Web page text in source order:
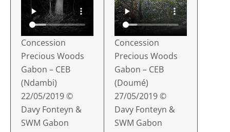
Concession
Precious Woods
Gabon – CEB
(Ndambi)
22/05/2019 ©
Davy Fonteyn &
SWM Gabon
Concession
Precious Woods
Gabon – CEB
(Doumé)
27/05/2019 ©
Davy Fonteyn &
SWM Gabon